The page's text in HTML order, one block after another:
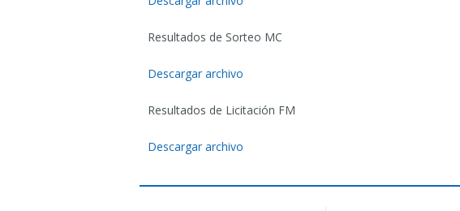
Resultados de Sorteo MC
Descargar archivo
Resultados de Licitación FM
Descargar archivo